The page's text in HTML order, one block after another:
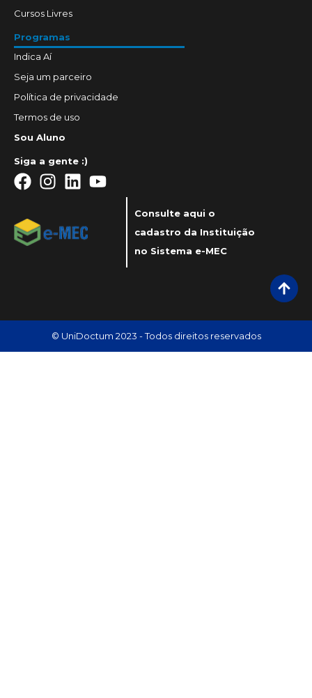
Cursos Livres
Programas
Indica Aí
Seja um parceiro
Política de privacidade
Termos de uso
Sou Aluno
Siga a gente :)
Consulte aqui o
cadastro da Instituição
no Sistema e-MEC
© UniDoctum 2023 - Todos direitos reservados